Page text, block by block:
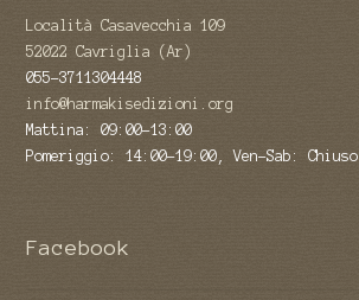
Località Casavecchia 109
52022 Cavriglia (Ar)
055-3711304448
info@harmakisedizioni.org
Mattina: 09:00-13:00
Pomeriggio: 14:00-19:00, Ven-Sab: Chiuso
Facebook